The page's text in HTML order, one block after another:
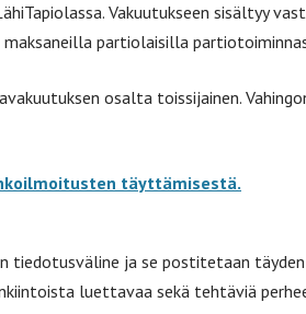
Vakuutukseen sisältyy
partiolaisilla
osalta toissijainen.
täyttämisestä.
tiedotusväline ja se postitetaan
luettavaa sekä tehtäviä